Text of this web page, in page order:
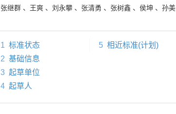
张继群 、 王爽 、 刘永攀 、 张清勇 、 张树鑫 、 侯坤 、 孙美
1 标准状态
2 基础信息
3 起草单位
4 起草人
5 相近标准(计划)